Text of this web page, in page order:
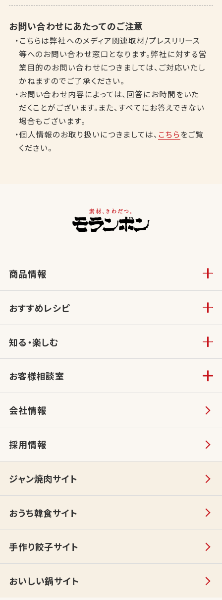
お問い合わせにあたってのご注意
・こちらは弊社へのメディア関連取材/プレスリリース
等へのお問い合わせ窓口となります。弊社に対する営
業目的のお問い合わせにつきましては、ご対応いたし
かねますのでご了承ください。
・お問い合わせ内容によっては、回答にお時間をいた
だくことがございます。また、すべてにお答えできない
場合もございます。
・個人情報のお取り扱いにつきましては、 こちら をご覧
ください。
商品情報
おすすめレシピ
知る・楽しむ
お客様相談室
会社情報
採用情報
ジャン焼肉サイト
おうち韓食サイト
手作り餃子サイト
おいしい鍋サイト